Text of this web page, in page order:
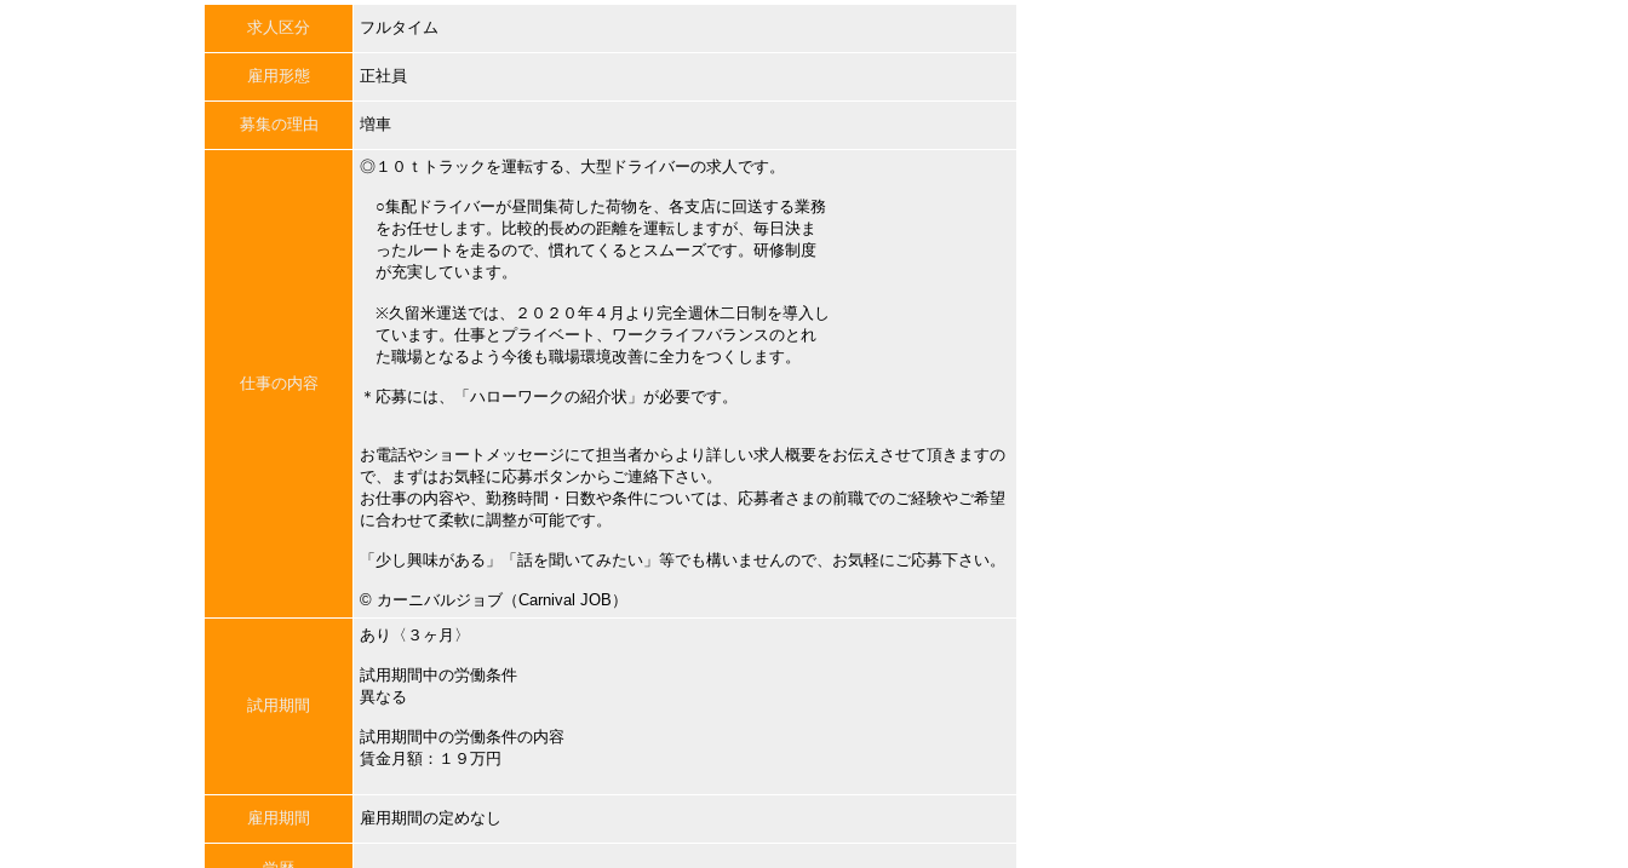
求人区分 フルタイム
雇用形態 正社員
募集の理由 増車
仕事の内容
◎１０ｔトラックを運転する、大型ドライバーの求人です。
○集配ドライバーが昼間集荷した荷物を、各支店に回送する業務
をお任せします。比較的長めの距離を運転しますが、毎日決ま
ったルートを走るので、慣れてくるとスムーズです。研修制度
が充実しています。
※久留米運送では、２０２０年４月より完全週休二日制を導入し
ています。仕事とプライベート、ワークライフバランスのとれ
た職場となるよう今後も職場環境改善に全力をつくします。
＊応募には、「ハローワークの紹介状」が必要です。
お電話やショートメッセージにて担当者からより詳しい求人概要をお伝えさせて頂きますの
で、まずはお気軽に応募ボタンからご連絡下さい。
お仕事の内容や、勤務時間・日数や条件については、応募者さまの前職でのご経験やご希望
に合わせて柔軟に調整が可能です。
「少し興味がある」「話を聞いてみたい」等でも構いませんので、お気軽にご応募下さい。
©︎ カーニバルジョブ（Carnival JOB）
試用期間
あり〈３ヶ月〉
試用期間中の労働条件
異なる
試用期間中の労働条件の内容
賃金月額：１９万円
雇用期間 雇用期間の定めなし